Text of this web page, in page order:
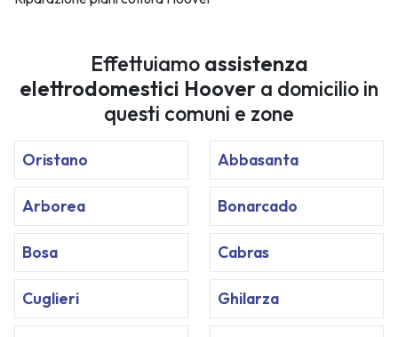
Effettuiamo assistenza
elettrodomestici Hoover a domicilio in
questi comuni e zone
Oristano Abbasanta
Arborea Bonarcado
Bosa Cabras
Cuglieri Ghilarza